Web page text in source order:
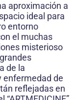
aproximación a
ideal para
entorno
el muchas
misterioso
de la
enfermedad de
reflejadas en